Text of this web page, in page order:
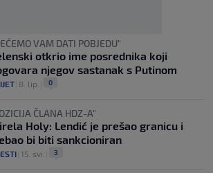
VAM DATI POBJEDU"
otkrio ime posrednika koji
njegov sastanak s Putinom
8. lip. 0
ČLANA HDZ-A"
Holy: Lendić je prešao granicu i
bi biti sankcioniran
15. svi. 3